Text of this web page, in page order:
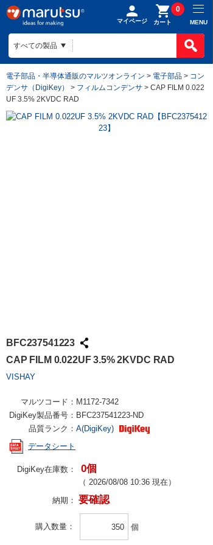
マイページ カート
0
MENU
電子部品・半導体通販のマルツオンライン > 電子部品 > コン
デンサ（DigiKey）
> フィルムコンデンサ > CAP FILM 0.022
UF 3.5% 2KVDC RAD
BFC237541223
CAP FILM 0.022UF 3.5% 2KVDC RAD
VISHAY
マルツコード： M1172-7342
DigiKey製品番号： BFC237541223-ND
品質ランク： A(DigiKey)
データシート
DigiKey在庫数： 0個
（ 2026/08/08 10:36 現在）
納期： 要確認
購入数量 個